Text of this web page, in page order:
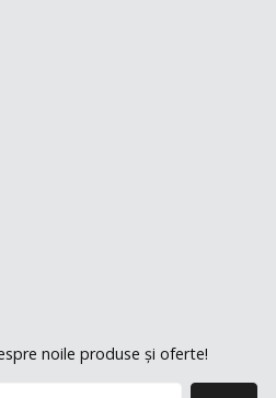
noile produse și oferte!